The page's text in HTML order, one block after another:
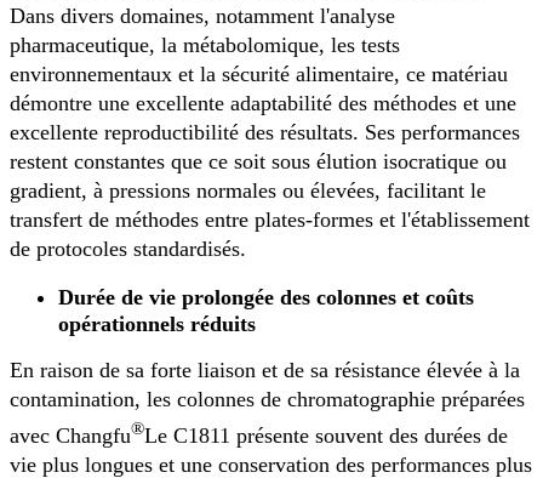
Dans divers domaines, notamment l'analyse
pharmaceutique, la métabolomique, les tests
environnementaux et la sécurité alimentaire, ce matériau
démontre une excellente adaptabilité des méthodes et une
excellente reproductibilité des résultats. Ses performances
restent constantes que ce soit sous élution isocratique ou
gradient, à pressions normales ou élevées, facilitant le
transfert de méthodes entre plates-formes et l'établissement
de protocoles standardisés.
Durée de vie prolongée des colonnes et coûts
opérationnels réduits
En raison de sa forte liaison et de sa résistance élevée à la
contamination, les colonnes de chromatographie préparées
avec Changfu®Le C1811 présente souvent des durées de
vie plus longues et une conservation des performances plus